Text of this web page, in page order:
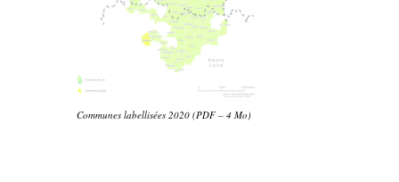
Communes labellisées 2020 (PDF – 4 Mo)